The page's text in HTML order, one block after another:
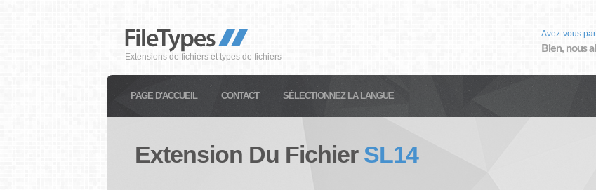
Extensions de fichiers et types de fichiers
Avez-vous
Bien, nous
PAGE D'ACCUEIL CONTACT SÉLECTIONNEZ LA LANGUE
Extension Du Fichier SL14